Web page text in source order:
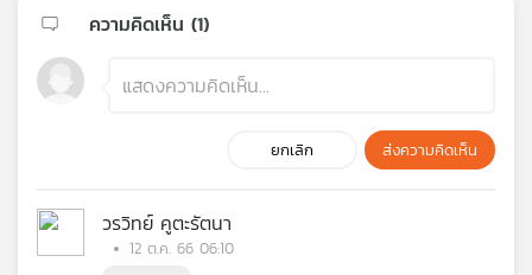
ความคิดเห็น (1)
ยกเลิก ส่งความคิดเห็น
วรวิทย์ คูตะรัตนา
12 ต.ค. 66 06:10